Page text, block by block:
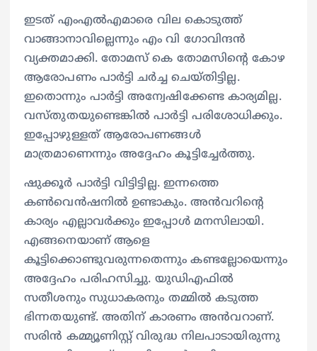
ഇടത് എംഎൽഎമാരെ വില കൊടുത്ത്
വാങ്ങാനാവില്ലെന്നും എം വി ഗോവിന്ദൻ
വ്യക്തമാക്കി. തോമസ് കെ തോമസിന്റെ കോഴ
ആരോപണം പാർട്ടി ചർച്ച ചെയ്തിട്ടില്ല.
ഇതൊന്നും പാർട്ടി അന്വേഷിക്കേണ്ട കാര്യമില്ല.
വസ്തുതയുണ്ടെങ്കിൽ പാർട്ടി പരിശോധിക്കും.
ഇപ്പോഴുള്ളത് ആരോപണങ്ങൾ
മാത്രമാണെന്നും അദ്ദേഹം കൂട്ടിച്ചേർത്തു.
ഷുക്കൂർ പാർട്ടി വിട്ടിട്ടില്ല. ഇന്നത്തെ
കൺവെൻഷനിൽ ഉണ്ടാകും. അൻവറിന്റെ
കാര്യം എല്ലാവർക്കും ഇപ്പോൾ മനസിലായി.
എങ്ങനെയാണ് ആളെ
കൂട്ടിക്കൊണ്ടുവരുന്നതെന്നും കണ്ടല്ലോയെന്നും
അദ്ദേഹം പരിഹസിച്ചു. യുഡിഎഫിൽ
സതീശനും സുധാകരനും തമ്മിൽ കടുത്ത
ഭിന്നതയുണ്ട്. അതിന് കാരണം അൻവറാണ്.
സരിൻ കമ്മ്യൂണിസ്റ്റ് വിരുദ്ധ നിലപാടായിരുന്നു